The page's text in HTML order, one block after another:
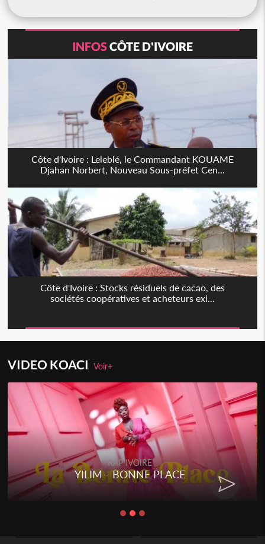
INFOSCÔTE D'IVOIRE
Côte d'Ivoire : Leleblé, le Commandant KOUAME
Djahan Norbert, Nouveau Sous-préfet Cen...
Côte d'Ivoire : Stocks résiduels de cacao, des
sociétés coopératives et acheteurs exi...
VIDEO KOACIVoir+
RAP IVOIRE
YILIM - BONNE PLACE